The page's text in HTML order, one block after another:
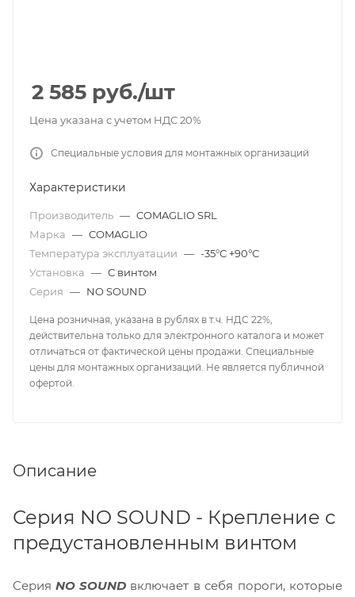
2 585 руб./шт
Цена указана с учетом НДС 20%
Специальные условия для монтажных организаций
Характеристики
Производитель — COMAGLIO SRL
Марка — COMAGLIO
Температура эксплуатации — -35°С +90°С
Установка — С винтом
Серия — NO SOUND
Цена розничная, указана в рублях в т.ч. НДС 22%,
действительна только для электронного каталога и может
отличаться от фактической цены продажи. Специальные
цены для монтажных организаций. Не является публичной
офертой.
Описание
Серия NO SOUND - Крепление с
предустановленным винтом
Серия NO SOUND включает в себя пороги, которые